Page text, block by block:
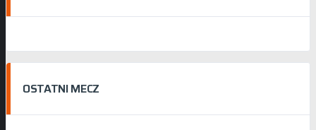
OSTATNI MECZ